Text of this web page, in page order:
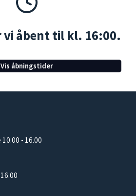
vi åbent til kl. 16:00.
Vis åbningstider
- 16.00